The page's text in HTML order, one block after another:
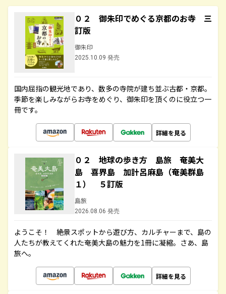
０２ 御朱印でめぐる京都のお寺 三
訂版
御朱印
2025.10.09 発売
国内屈指の観光地であり、数多の寺院が建ち並ぶ古都・京都。
季節を楽しみながらお寺をめぐり、御朱印を頂くのに役立つ一
冊です。
詳細を見る
０２ 地球の歩き方 島旅 奄美大
島 喜界島 加計呂麻島（奄美群島
１） ５訂版
島旅
2026.08.06 発売
ようこそ！ 絶景スポットから遊び方、カルチャーまで、島の
人たちが教えてくれた奄美大島の魅力を1冊に凝縮。さあ、島
旅へ。
詳細を見る